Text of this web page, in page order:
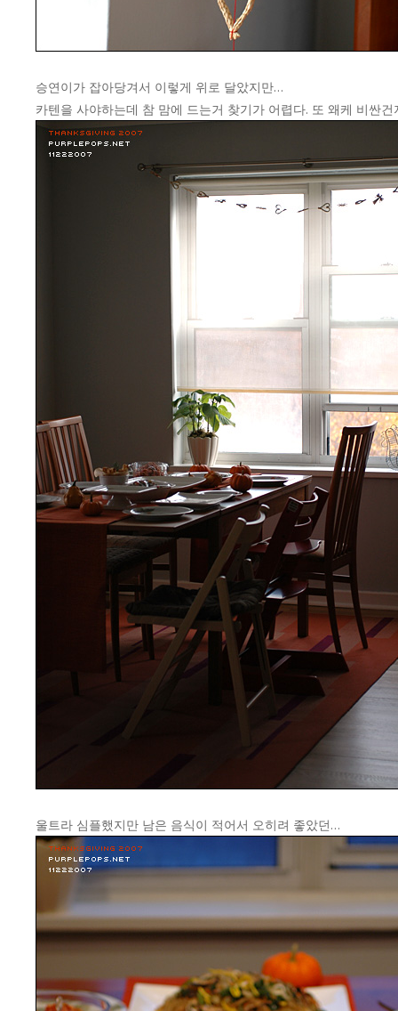
승연이가 잡아당겨서 이렇게 위로 달았지만…
카텐을 사야하는데 참 맘에 드는거 찾기가 어렵다. 또 왜케 비싼
울트라 심플했지만 남은 음식이 적어서 오히려 좋았던…